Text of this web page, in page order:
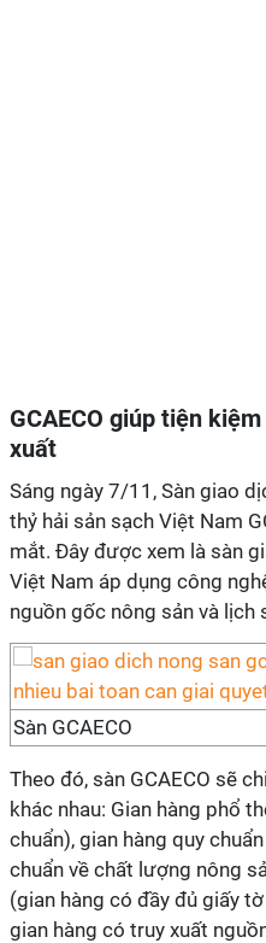
GCAECO giúp tiện
xuất
Sáng ngày 7/11, Sàn giao
thỷ hải sản sạch Việt Nam
mắt. Đây được xem là sàn
Việt Nam áp dụng công
nguồn gốc nông sản và lịch
Sàn GCAECO
Theo đó, sàn GCAECO sẽ
khác nhau: Gian hàng phổ
chuẩn), gian hàng quy
chuẩn về chất lượng nông
(gian hàng có đầy đủ giấy
gian hàng có truy xuất